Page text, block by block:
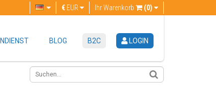
Ihr Warenkorb (0)
€ EUR
BLOG B2C LOGIN